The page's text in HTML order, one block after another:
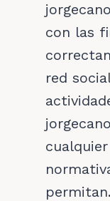
con las
red